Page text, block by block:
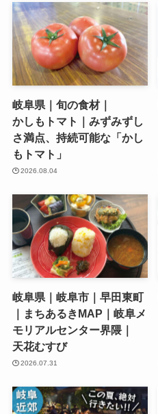
岐阜県｜旬の食材｜
かしもトマト｜みずみずし
さ満点、持続可能な「かし
もトマト」
2026.08.04
岐阜県｜岐阜市｜早田東町
｜まちあるきMAP｜岐阜メ
モリアルセンター界隈｜
天花むすび
2026.07.31